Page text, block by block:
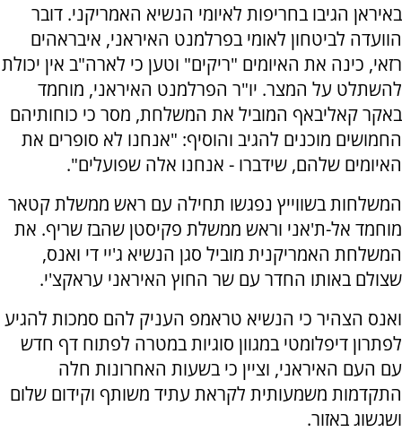
באיראן הגיבו בחריפות לאיומי הנשיא האמריקני. דובר
הוועדה לביטחון לאומי בפרלמנט האיראני, איבראהים
רזאי, כינה את האיומים "ריקים" וטען כי לארה"ב אין יכולת
להשתלט על המצר. יו"ר הפרלמנט האיראני, מוחמד
באקר קאליבאף המוביל את המשלחת, מסר כי כוחותיהם
החמושים מוכנים להגיב והוסיף: "אנחנו לא סופרים את
האיומים שלהם, שידברו - אנחנו אלה שפועלים".
המשלחות בשווייץ נפגשו תחילה עם ראש ממשלת קטאר
מוחמד אל-ת'אני וראש ממשלת פקיסטן שהבז שריף. את
המשלחת האמריקנית מוביל סגן הנשיא ג'יי די ואנס,
שצולם באותו החדר עם שר החוץ האיראני עראקצ'י.
ואנס הצהיר כי הנשיא טראמפ העניק להם סמכות להגיע
לפתרון דיפלומטי במגוון סוגיות במטרה לפתוח דף חדש
עם העם האיראני, וציין כי בשעות האחרונות חלה
התקדמות משמעותית לקראת עתיד משותף וקידום שלום
ושגשוג באזור.